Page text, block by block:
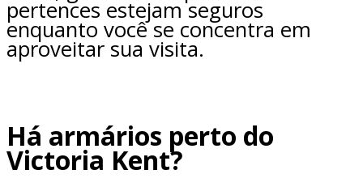
pertences estejam seguros
enquanto você se concentra em
aproveitar sua visita.
Há armários perto do
Victoria Kent?